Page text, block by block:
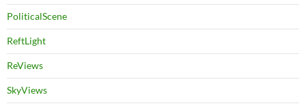
PoliticalScene
ReftLight
ReViews
SkyViews